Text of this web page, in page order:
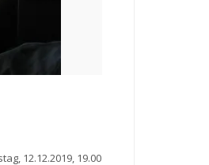
12.12.2019, 19.00